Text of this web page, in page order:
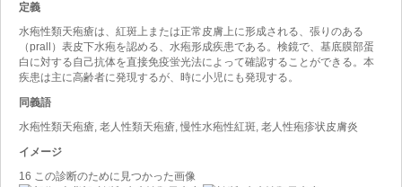
定義
水疱性類天疱瘡は、紅斑上または正常皮膚上に形成される、張りのある
（prall）表皮下水疱を認める、水疱形成疾患である。検鏡で、基底膜部蛋
白に対する自己抗体を直接免疫蛍光法によって確認することができる。本
疾患は主に高齢者に発現するが、時に小児にも発現する。
同義語
水疱性類天疱瘡, 老人性類天疱瘡, 慢性水疱性紅斑, 老人性疱疹状皮膚炎
イメージ
16 この診断のために見つかった画像